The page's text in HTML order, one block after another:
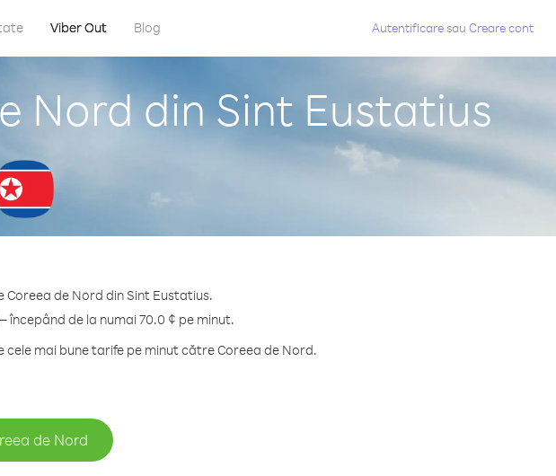
Viber Out Blog Autentificaresau Creare cont
Nord din Sint Eustatius
de Nord din Sint Eustatius.
începând de la numai 70.0 ¢ pe minut.
mai bune tarife pe minut către Coreea de Nord.
de Nord